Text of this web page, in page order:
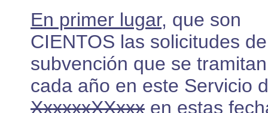
En primer lugar, que son
CIENTOS las solicitudes de
subvención que se tramitan
cada año en este Servicio
XxxxxxXXxxx en estas